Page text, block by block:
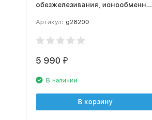
обезжелезивания, ионообменное
уголь 28200
Артикул: g28200
5 990 ₽
В наличии
В корзину